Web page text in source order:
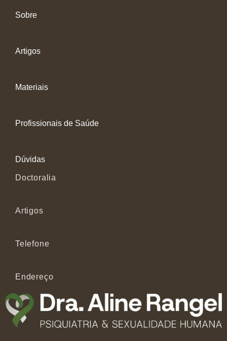
Sobre
Artigos
Materiais
Profissionais de Saúde
Dúvidas
Doctoralia
Artigos
Telefone
Endereço